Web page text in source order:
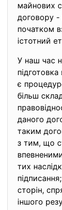
майнових
договору
початком
істотний
У наш час
є
більш
даного
таким
з тим, що
тих
сторін,
іншого